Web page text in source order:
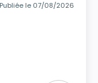
Publiée le 07/08/2026